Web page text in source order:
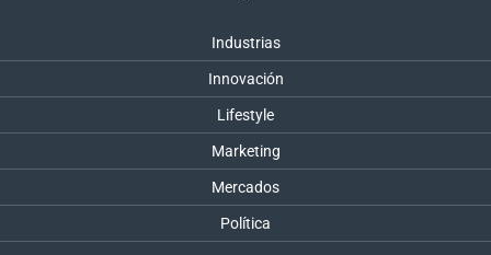
Industrias
Innovación
Lifestyle
Marketing
Mercados
Política